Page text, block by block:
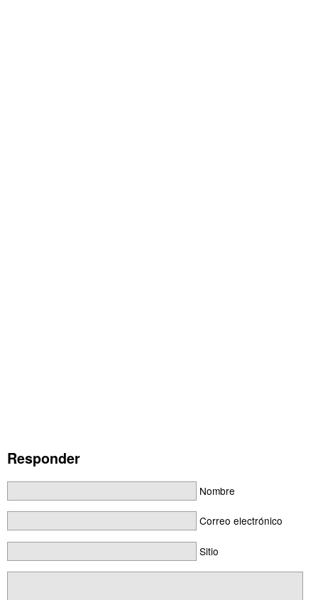
Responder
Nombre
Correo electrónico
Sitio